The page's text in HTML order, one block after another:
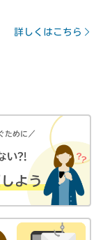
詳しくはこちら